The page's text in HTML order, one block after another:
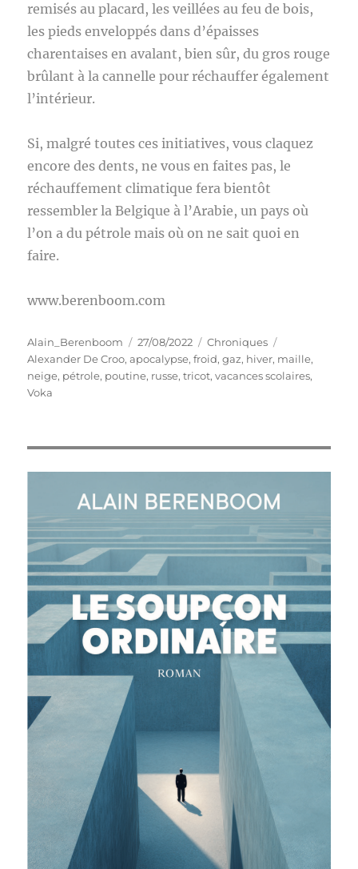
remisés au placard, les veillées au feu de bois,
les pieds enveloppés dans d’épaisses
charentaises en avalant, bien sûr, du gros rouge
brûlant à la cannelle pour réchauffer également
l’intérieur.
Si, malgré toutes ces initiatives, vous claquez
encore des dents, ne vous en faites pas, le
réchauffement climatique fera bientôt
ressembler la Belgique à l’Arabie, un pays où
l’on a du pétrole mais où on ne sait quoi en
faire.
www.berenboom.com
Auteur
Alain_Berenboom
Publié
le
27/08/2022 Catégories
Chroniques
Alexander De Croo,apocalypse,froid,gaz, hiver, maille,
neige, pétrole, poutine, russe,tricot,vacances scolaires,
Voka